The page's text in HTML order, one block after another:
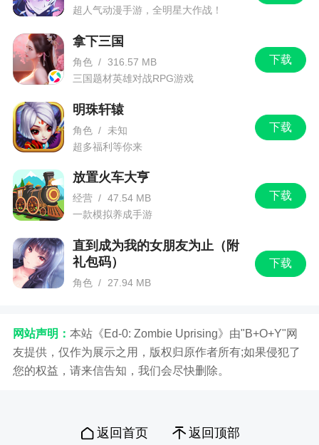
超人气动漫手游，全明星大作战！
下载
拿下三国
角色 / 316.57 MB
三国题材英雄对战RPG游戏
下载
明珠轩辕
角色 /
未知
超多福利等你来
下载
放置火车大亨
经营 / 47.54 MB
一款模拟养成手游
下载
直到成为我的女朋友为止（附
礼包码）
角色 /
27.94 MB
网站声明： 本站《Ed-0: Zombie Uprising》由"B+O+Y"网
友提供，仅作为展示之用，版权归原作者所有;如果侵犯了
您的权益，请来信告知，我们会尽快删除。
返回首页 返回顶部